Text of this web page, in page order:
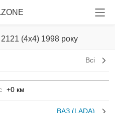
(4x4) 1998 року
Всі
+0 км
ВАЗ (LADA)